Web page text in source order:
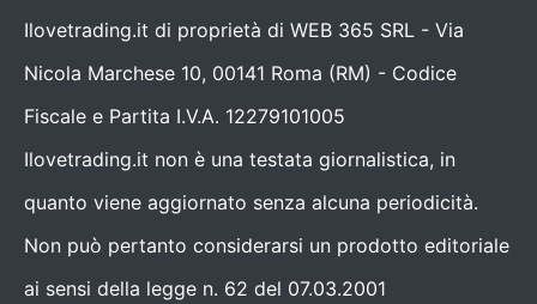
Ilovetrading.it di proprietà di WEB 365 SRL - Via
Nicola Marchese 10, 00141 Roma (RM) - Codice
Fiscale e Partita I.V.A. 12279101005
Ilovetrading.it non è una testata giornalistica, in
quanto viene aggiornato senza alcuna periodicità.
Non può pertanto considerarsi un prodotto editoriale
ai sensi della legge n. 62 del 07.03.2001